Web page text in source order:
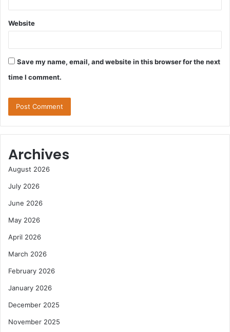
Website
Save my name, email, and website in this browser for the next
time I comment.
Archives
August 2026
July 2026
June 2026
May 2026
April 2026
March 2026
February 2026
January 2026
December 2025
November 2025